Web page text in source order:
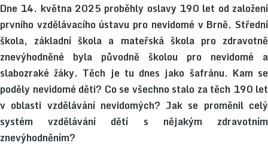
Dne 14. května 2025 proběhly oslavy 190 let od založení
prvního vzdělávacího ústavu pro nevidomé v Brně. Střední
škola, základní škola a mateřská škola pro zdravotně
znevýhodněné byla původně školou pro nevidomé a
slabozraké žáky. Těch je tu dnes jako šafránu. Kam se
poděly nevidomé děti? Co se všechno stalo za těch 190 let
v oblasti vzdělávání nevidomých? Jak se proměnil celý
systém vzdělávání dětí s nějakým zdravotním
znevýhodněním?